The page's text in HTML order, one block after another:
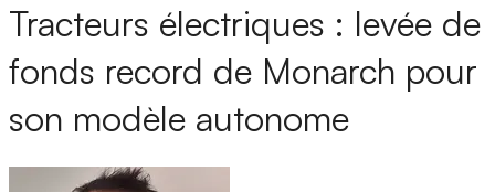
Tracteurs électriques : levée de
fonds record de Monarch pour
son modèle autonome